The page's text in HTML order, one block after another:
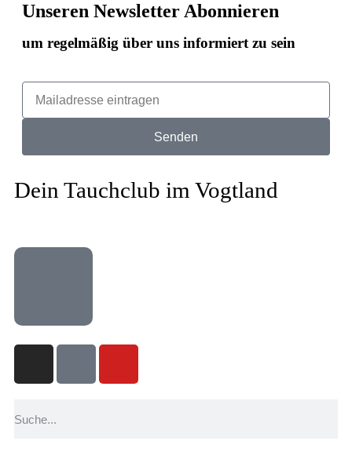
Unseren Newsletter Abonnieren
um regelmäßig über uns informiert zu sein
Senden
Dein Tauchclub im Vogtland